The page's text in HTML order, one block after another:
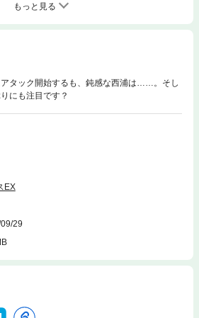
もっと見る
タック開始するも、鈍感な西浦は……。そし
にも注目です？
EX
29